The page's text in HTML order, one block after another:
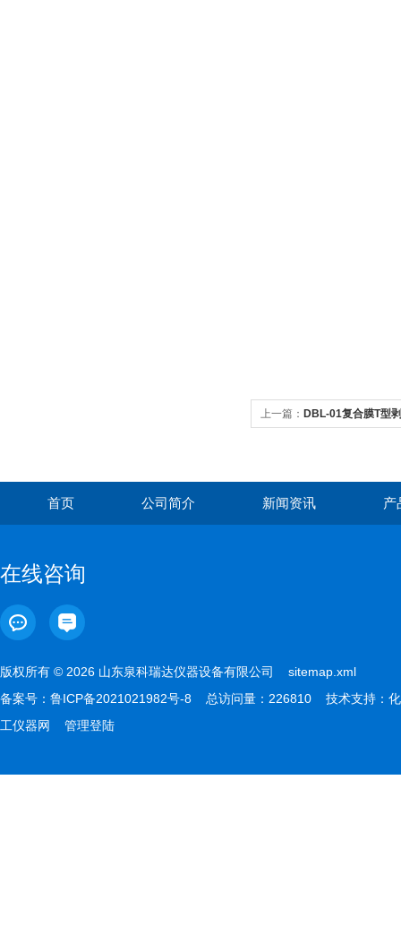
上一篇： DBL-01复合膜T型
首页 公司简介 新闻资讯 产
在线咨询
版权所有 © 2026 山东泉科瑞达仪器设备有限公司 sitemap.xml
备案号： 鲁ICP备2021021982号-8 总访问量：226810 技术支持： 化
工仪器网
管理登陆